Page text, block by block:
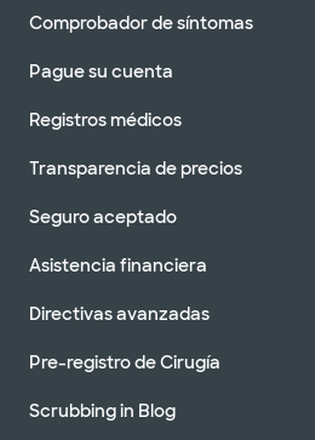
Comprobador de síntomas
Pague su cuenta
Registros médicos
Transparencia de precios
Seguro aceptado
Asistencia financiera
Directivas avanzadas
Pre-registro de Cirugía
Scrubbing in Blog